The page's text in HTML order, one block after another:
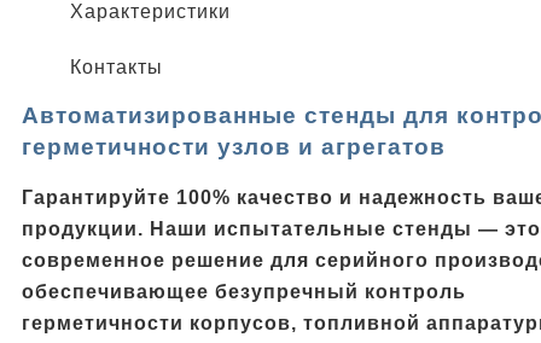
Характеристики
Контакты
Автоматизированные стенды для
герметичности узлов и агрегатов
Гарантируйте 100% качество и надежность
продукции. Наши испытательные стенды — это
современное решение для серийного
обеспечивающее безупречный контроль
герметичности корпусов, топливной